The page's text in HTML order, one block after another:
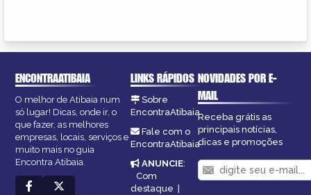
ENCONTRAATIBAIA
O melhor de Atibaia num
só lugar! Dicas, onde ir, o
que fazer, as melhores
empresas, locais, serviços e
muito mais no guia
Encontra Atibaia.
LINKS RÁPIDOS
Sobre
EncontraAtibaia
Fale com o
EncontraAtibaia
ANUNCIE:
Com
destaque
NOVIDADES POR E-
MAIL
Receba grátis as
principais notícias,
dicas e promoções